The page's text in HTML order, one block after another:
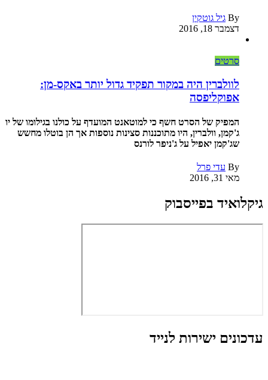
By גיל גוטקין
דצמבר 18, 2016
סרטים
לוולברין היה במקור תפקיד גדול יותר באקס-מן:
אפוקליפסה
המפיק של הסרט חשף כי למוטאנט המועדף על כולנו בגילומו של יו
ג'קמן, וולברין, היו מתוכננות סצינות נוספות אך הן בוטלו מחשש
שג'קמן יאפיל על ג'ניפר לורנס
By עדי פרל
מאי 31, 2016
גיקלואיד בפייסבוק
עדכונים ישירות לנייד